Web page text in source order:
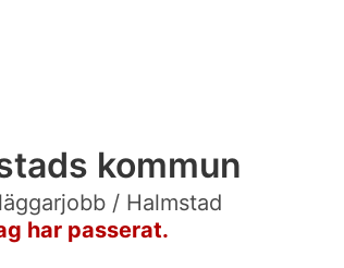
kommun
/ Halmstad
har passerat.